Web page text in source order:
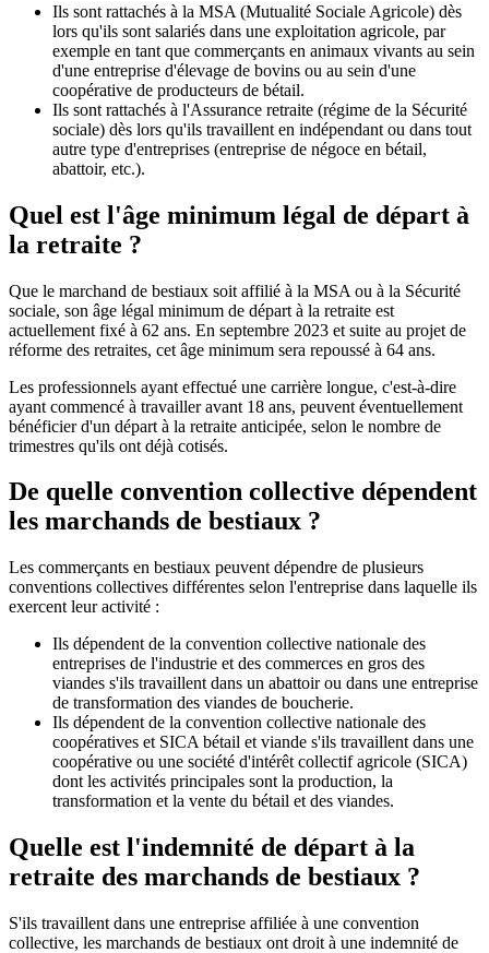
Ils sont rattachés à la MSA (Mutualité Sociale Agricole) dès
lors qu'ils sont salariés dans une exploitation agricole, par
exemple en tant que commerçants en animaux vivants au sein
d'une entreprise d'élevage de bovins ou au sein d'une
coopérative de producteurs de bétail.
Ils sont rattachés à l'Assurance retraite (régime de la Sécurité
sociale) dès lors qu'ils travaillent en indépendant ou dans tout
autre type d'entreprises (entreprise de négoce en bétail,
abattoir, etc.).
Quel est l'âge minimum légal de départ à
la retraite ?
Que le marchand de bestiaux soit affilié à la MSA ou à la Sécurité
sociale, son âge légal minimum de départ à la retraite est
actuellement fixé à 62 ans. En septembre 2023 et suite au projet de
réforme des retraites, cet âge minimum sera repoussé à 64 ans.
Les professionnels ayant effectué une carrière longue, c'est-à-dire
ayant commencé à travailler avant 18 ans, peuvent éventuellement
bénéficier d'un départ à la retraite anticipée, selon le nombre de
trimestres qu'ils ont déjà cotisés.
De quelle convention collective dépendent
les marchands de bestiaux ?
Les commerçants en bestiaux peuvent dépendre de plusieurs
conventions collectives différentes selon l'entreprise dans laquelle ils
exercent leur activité :
Ils dépendent de la convention collective nationale des
entreprises de l'industrie et des commerces en gros des
viandes s'ils travaillent dans un abattoir ou dans une entreprise
de transformation des viandes de boucherie.
Ils dépendent de la convention collective nationale des
coopératives et SICA bétail et viande s'ils travaillent dans une
coopérative ou une société d'intérêt collectif agricole (SICA)
dont les activités principales sont la production, la
transformation et la vente du bétail et des viandes.
Quelle est l'indemnité de départ à la
retraite des marchands de bestiaux ?
S'ils travaillent dans une entreprise affiliée à une convention
collective, les marchands de bestiaux ont droit à une indemnité de